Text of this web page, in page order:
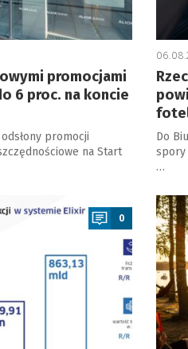
promocjami
6 proc. na koncie
promocji
na Start
Do
spory
…
0
a